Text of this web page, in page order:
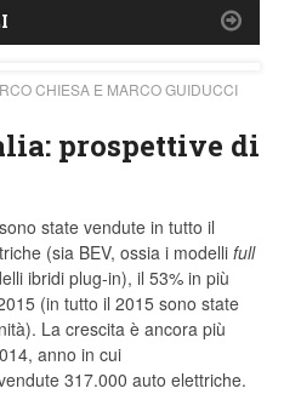
CHIESA E MARCO GUIDUCCI
prospettive di
state vendute in tutto il
(sia BEV, ossia i modelli full
ibridi plug-in), il 53% in più
(in tutto il 2015 sono state
La crescita è ancora più
anno in cui
317.000 auto elettriche.